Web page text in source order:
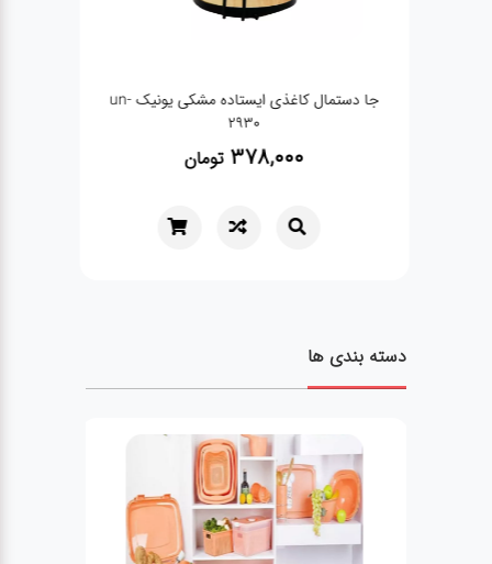
جا دستمال کاغذی ایستاده مشکی یونیک un-
2930
378,000 تومان
دسته بندی ها